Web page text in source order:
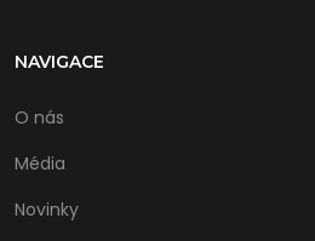
NAVIGACE
O nás
Média
Novinky